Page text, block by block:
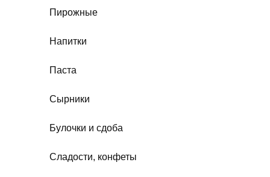
Пирожные
Напитки
Паста
Сырники
Булочки и сдоба
Сладости, конфеты